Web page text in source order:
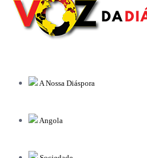
A Nossa Diáspora
Angola